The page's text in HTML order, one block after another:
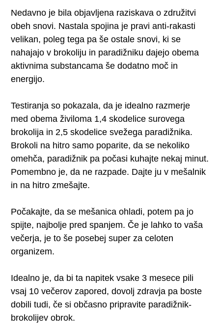
Nedavno je bila objavljena raziskava o združitvi
obeh snovi. Nastala spojina je pravi anti-rakasti
velikan, poleg tega pa še ostale snovi, ki se
nahajajo v brokoliju in paradižniku dajejo obema
aktivnima substancama še dodatno moč in
energijo.
Testiranja so pokazala, da je idealno razmerje
med obema živiloma 1,4 skodelice surovega
brokolija in 2,5 skodelice svežega paradižnika.
Brokoli na hitro samo poparite, da se nekoliko
omehča, paradižnik pa počasi kuhajte nekaj minut.
Pomembno je, da ne razpade. Dajte ju v mešalnik
in na hitro zmešajte.
Počakajte, da se mešanica ohladi, potem pa jo
spijte, najbolje pred spanjem. Če je lahko to vaša
večerja, je to še posebej super za celoten
organizem.
Idealno je, da bi ta napitek vsake 3 mesece pili
vsaj 10 večerov zapored, dovolj zdravja pa boste
dobili tudi, če si občasno pripravite paradižnik-
brokolijev obrok.